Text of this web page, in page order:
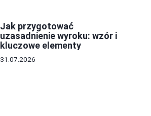
Jak przygotować
uzasadnienie wyroku: wzór i
kluczowe elementy
31.07.2026